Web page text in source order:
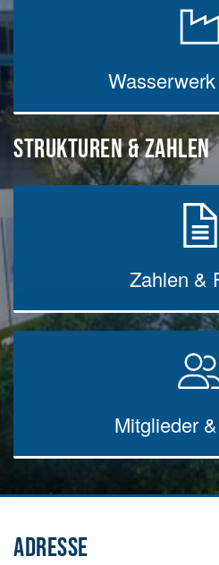
STRUKTUREN & ZAHLEN
Zahlen &
Mitglieder
ADRESSE